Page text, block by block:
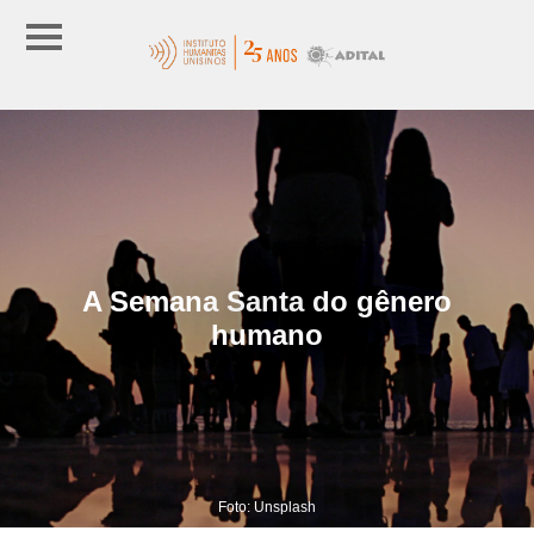
A Semana Santa do gênero
humano
Foto: Unsplash